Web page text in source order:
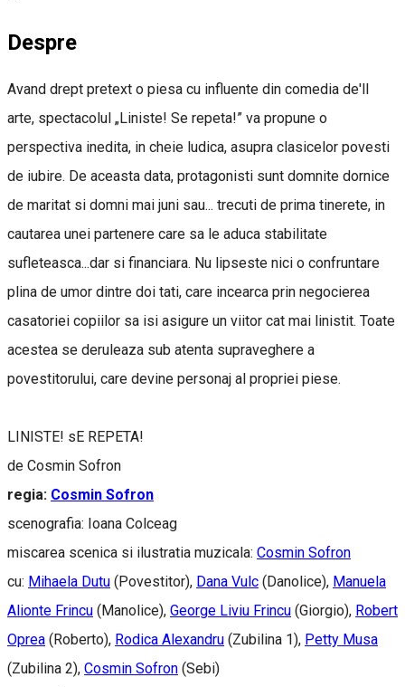
Despre
Avand drept pretext o piesa cu influente din comedia de'll
arte, spectacolul „Liniste! Se repeta!” va propune o
perspectiva inedita, in cheie ludica, asupra clasicelor povesti
de iubire. De aceasta data, protagonisti sunt domnite dornice
de maritat si domni mai juni sau... trecuti de prima tinerete, in
cautarea unei partenere care sa le aduca stabilitate
sufleteasca...dar si financiara. Nu lipseste nici o confruntare
plina de umor dintre doi tati, care incearca prin negocierea
casatoriei copiilor sa isi asigure un viitor cat mai linistit. Toate
acestea se deruleaza sub atenta supraveghere a
povestitorului, care devine personaj al propriei piese.
LINISTE! sE REPETA!
de Cosmin Sofron
regia: Cosmin Sofron
scenografia: Ioana Colceag
miscarea scenica si ilustratia muzicala: Cosmin Sofron
cu: Mihaela Dutu (Povestitor), Dana Vulc (Danolice), Manuela
Alionte Frincu (Manolice), George Liviu Frincu (Giorgio), Robert
Oprea (Roberto), Rodica Alexandru (Zubilina 1), Petty Musa
(Zubilina 2), Cosmin Sofron (Sebi)